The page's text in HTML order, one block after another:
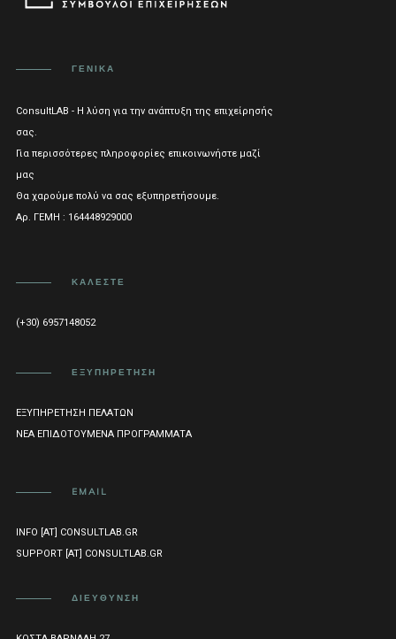
ΓΕΝΙΚΑ
ConsultLAB - Η λύση για την ανάπτυξη της επιχείρησής
σας.
Για περισσότερες πληροφορίες επικοινωνήστε μαζί
μας
Θα χαρούμε πολύ να σας εξυπηρετήσουμε.
Αρ. ΓΕΜΗ : 164448929000
ΚΑΛΈΣΤΕ
(+30) 6957148052
ΕΞΥΠΗΡΈΤΗΣΗ
ΕΞΥΠΗΡΈΤΗΣΗ ΠΕΛΑΤΏΝ
ΝΈΑ ΕΠΙΔΟΤΟΎΜΕΝΑ ΠΡΟΓΡΆΜΜΑΤΑ
EMAIL
INFO [AT] CONSULTLAB.GR
SUPPORT [AT] CONSULTLAB.GR
ΔΙΕΎΘΥΝΣΗ